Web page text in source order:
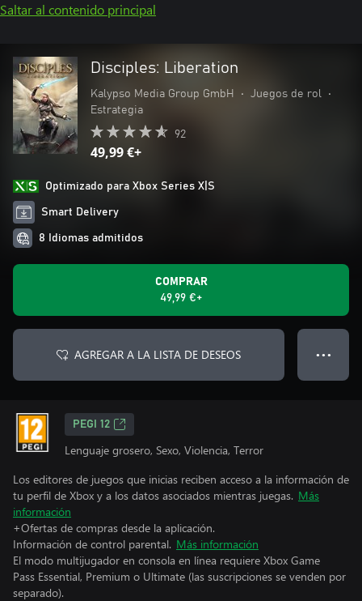
Saltar al contenido principal
Disciples: Liberation
Kalypso Media Group GmbH • Juegos de rol
•
Estrategia
92
49,99 €+
Optimizado para Xbox Series X|S
Smart Delivery
8 Idiomas admitidos
COMPRAR
49,99 €+
AGREGAR A LA LISTA DE DESEOS ● ● ●
PEGI 12
Lenguaje grosero, Sexo, Violencia, Terror
Los editores de juegos que inicias reciben acceso a la información de
tu perfil de Xbox y a los datos asociados mientras juegas. Más
información
+Ofertas de compras desde la aplicación.
Información de control parental. Más información
El modo multijugador en consola en línea requiere Xbox Game
Pass Essential, Premium o Ultimate (las suscripciones se venden por
separado).